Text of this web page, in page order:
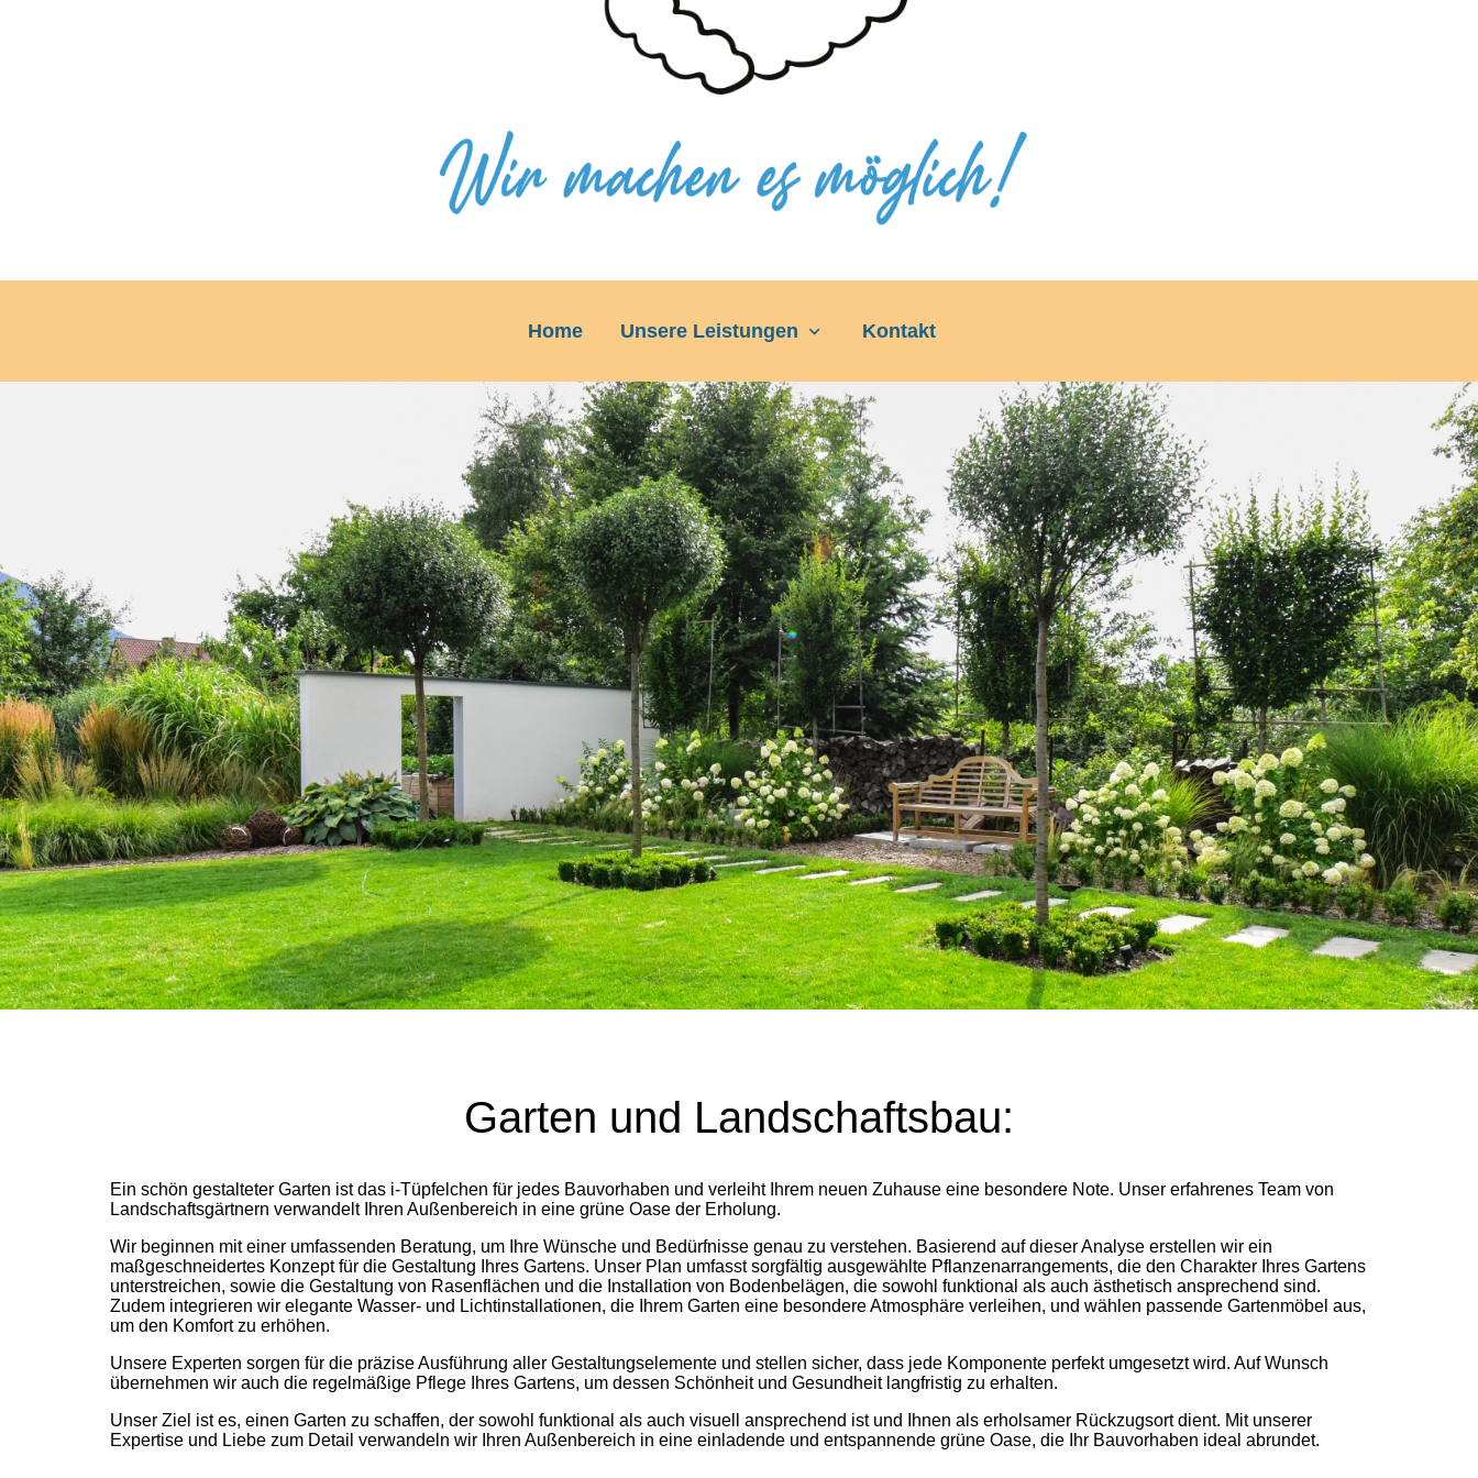
Home Unsere Leistungen Kontakt
Garten und Landschaftsbau:
Ein schön gestalteter Garten ist das i-Tüpfelchen für jedes Bauvorhaben und verleiht Ihrem neuen Zuhause eine besondere Note. Unser erfahrenes Team von
Landschaftsgärtnern verwandelt Ihren Außenbereich in eine grüne Oase der Erholung.
Wir beginnen mit einer umfassenden Beratung, um Ihre Wünsche und Bedürfnisse genau zu verstehen. Basierend auf dieser Analyse erstellen wir ein
maßgeschneidertes Konzept für die Gestaltung Ihres Gartens. Unser Plan umfasst sorgfältig ausgewählte Pflanzenarrangements, die den Charakter Ihres Gartens
unterstreichen, sowie die Gestaltung von Rasenflächen und die Installation von Bodenbelägen, die sowohl funktional als auch ästhetisch ansprechend sind.
Zudem integrieren wir elegante Wasser- und Lichtinstallationen, die Ihrem Garten eine besondere Atmosphäre verleihen, und wählen passende Gartenmöbel aus,
um den Komfort zu erhöhen.
Unsere Experten sorgen für die präzise Ausführung aller Gestaltungselemente und stellen sicher, dass jede Komponente perfekt umgesetzt wird. Auf Wunsch
übernehmen wir auch die regelmäßige Pflege Ihres Gartens, um dessen Schönheit und Gesundheit langfristig zu erhalten.
Unser Ziel ist es, einen Garten zu schaffen, der sowohl funktional als auch visuell ansprechend ist und Ihnen als erholsamer Rückzugsort dient. Mit unserer
Expertise und Liebe zum Detail verwandeln wir Ihren Außenbereich in eine einladende und entspannende grüne Oase, die Ihr Bauvorhaben ideal abrundet.